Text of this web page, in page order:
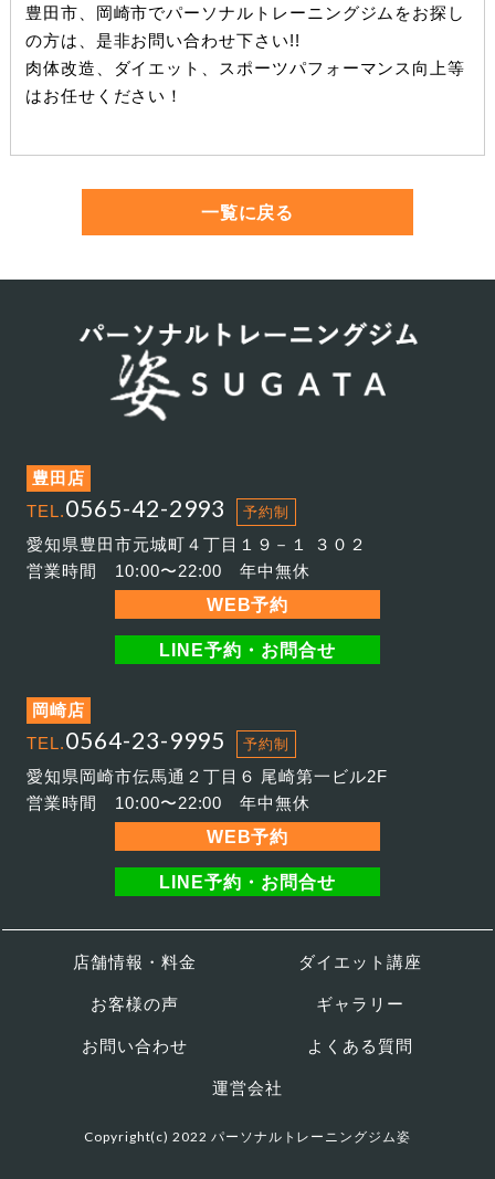
豊田市、岡崎市でパーソナルトレーニングジムをお探し
の方は、是非お問い合わせ下さい!!
肉体改造、ダイエット、スポーツパフォーマンス向上等
はお任せください！
一覧に戻る
豊田店
TEL.0565-42-2993 予約制
愛知県豊田市元城町４丁目１９－１ ３０２
営業時間 10:00〜22:00 年中無休
WEB予約
LINE予約・お問合せ
岡崎店
TEL.0564-23-9995 予約制
愛知県岡崎市伝馬通２丁目６ 尾崎第一ビル2F
営業時間 10:00〜22:00 年中無休
WEB予約
LINE予約・お問合せ
店舗情報・料金 ダイエット講座
お客様の声 ギャラリー
お問い合わせ よくある質問
運営会社
Copyright(c) 2022 パーソナルトレーニングジム姿